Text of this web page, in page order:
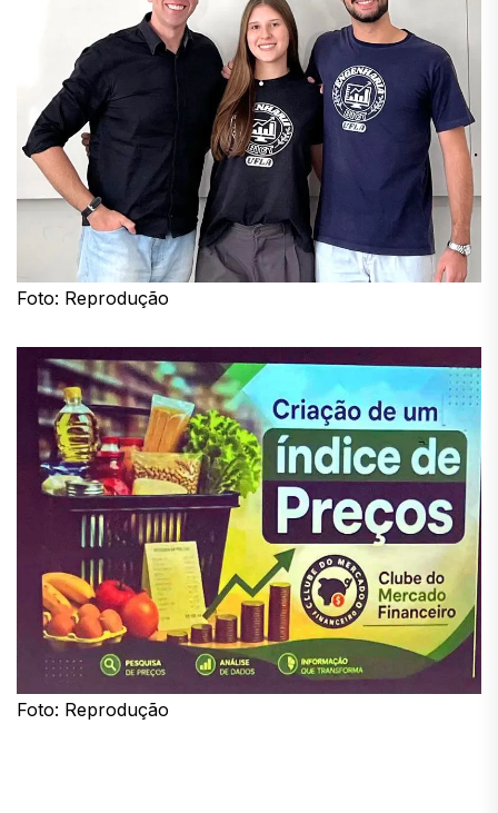
Foto: Reprodução
Foto: Reprodução